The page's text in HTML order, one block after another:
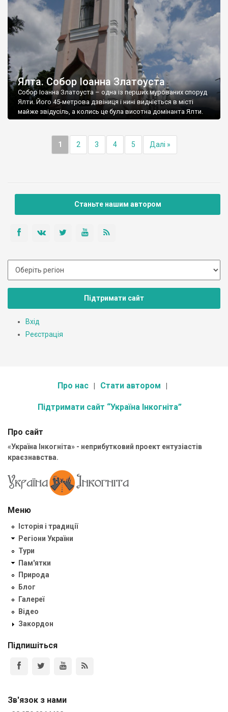
Ялта. Собор Іоанна Златоуста
Собор Іоанна Златоуста – одна із перших мурованих споруд
Ялти. Його 45-метрова дзвіниця і нині видніється в місті
майже звідусіль, а колись це була висотна домінанта Ялти.
1 2 3 4 5 Далі »
Станьте нашим автором
Підтримати сайт
Вхід
Реєстрація
Про нас Стати автором
Підтримати сайт “Україна Інкогніта”
Про сайт
«Україна Інкогніта» - неприбутковий проект ентузіастів
краєзнавства.
Меню
Історія і традиції
Регіони України
Тури
Пам'ятки
Природа
Блог
Галереї
Відео
Закордон
Підпишіться
Зв'язок з нами